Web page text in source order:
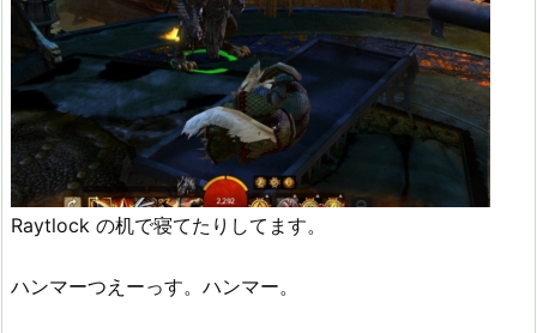
Raytlock の机で寝てたりしてます。
ハンマーつえーっす。ハンマー。